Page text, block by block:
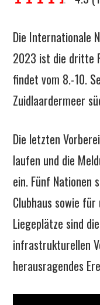
Die Internationale
2023 ist die dritte
findet vom 8.-10.
Zuidlaardermeer
Die letzten
laufen und die
ein. Fünf Nationen
Clubhaus sowie
Liegeplätze sind
infrastrukturellen
herausragendes